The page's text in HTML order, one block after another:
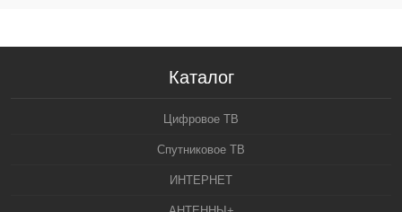
Каталог
Цифровое ТВ
Спутниковое ТВ
ИНТЕРНЕТ